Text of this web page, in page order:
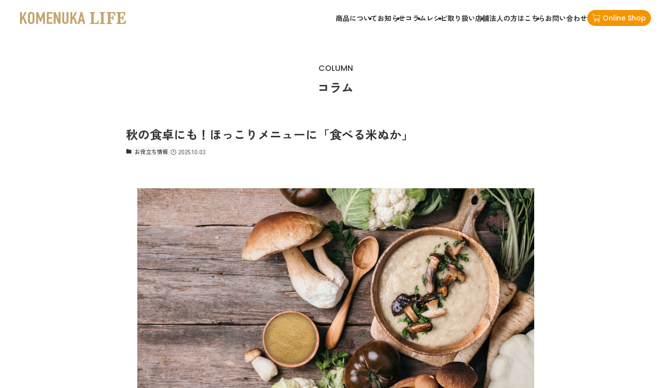
商品についてお知らせコラム レシピ取り扱い店舗法人の方はこちらお問い合わせ Online Shop
COLUMN
コラム
秋の食卓にも！ほっこりメニューに「食べる米ぬか」
お役立ち情報 2025.10.03